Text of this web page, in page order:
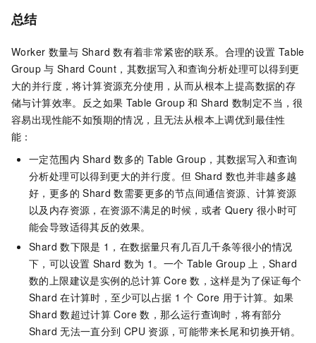
总结
Worker 数量与 Shard 数有着非常紧密的联系。合理的设置 Table
Group 与 Shard Count，其数据写入和查询分析处理可以得到更
大的并行度，将计算资源充分使用，从而从根本上提高数据的存
储与计算效率。反之如果 Table Group 和 Shard 数制定不当，很
容易出现性能不如预期的情况，且无法从根本上调优到最佳性
能：
一定范围内 Shard 数多的 Table Group，其数据写入和查询
分析处理可以得到更大的并行度。但 Shard 数也并非越多越
好，更多的 Shard 数需要更多的节点间通信资源、计算资源
以及内存资源，在资源不满足的时候，或者 Query 很小时可
能会导致适得其反的效果。
Shard 数下限是 1，在数据量只有几百几千条等很小的情况
下，可以设置 Shard 数为 1。一个 Table Group 上，Shard
数的上限建议是实例的总计算 Core 数，这样是为了保证每个
Shard 在计算时，至少可以占据 1 个 Core 用于计算。如果
Shard 数超过计算 Core 数，那么运行查询时，将有部分
Shard 无法一直分到 CPU 资源，可能带来长尾和切换开销。